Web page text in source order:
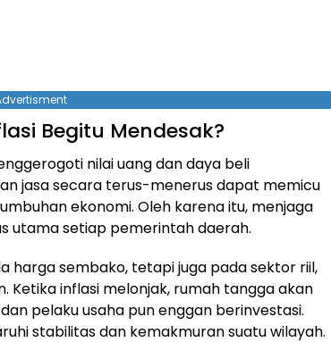
Begitu Mendesak?
nilai uang dan daya beli
jasa secara terus-menerus dapat memicu
ekonomi. Oleh karena itu, menjaga
utama setiap pemerintah daerah.
harga sembako, tetapi juga pada sektor riil,
Ketika inflasi melonjak, rumah tangga akan
pelaku usaha pun enggan berinvestasi.
stabilitas dan kemakmuran suatu wilayah.